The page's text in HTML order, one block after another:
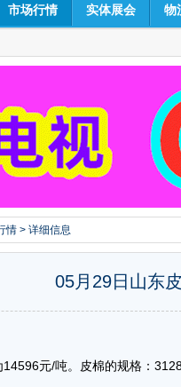
市场行情 实体展会 物
情 > 详细信息
05月29日山东
元/吨。皮棉的规格：